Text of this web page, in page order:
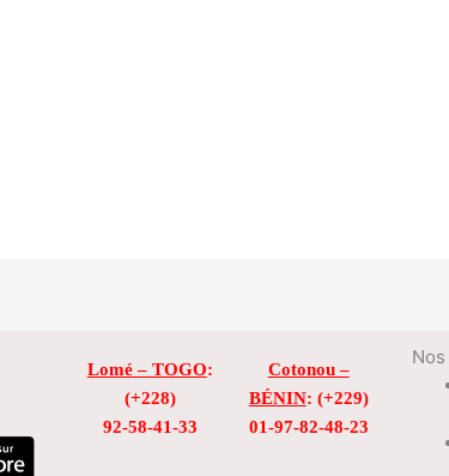
Lomé – TOGO:
(+228)
92-58-41-33
Cotonou –
BÉNIN: (+229)
01-97-82-48-23